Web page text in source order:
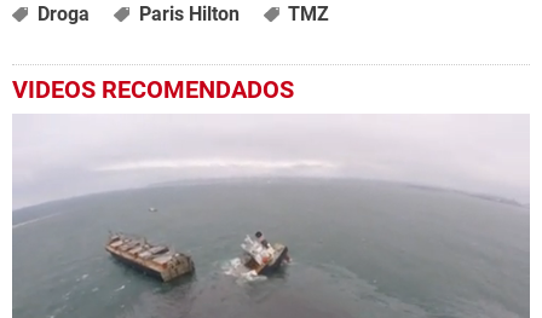
Droga Paris Hilton TMZ
VIDEOS RECOMENDADOS